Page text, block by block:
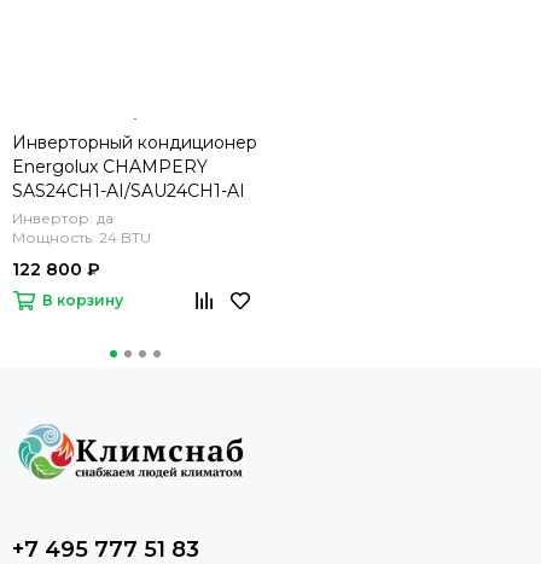
Инверторный кондиционер
Energolux CHAMPERY
SAS24CH1-AI/SAU24CH1-AI
Инвертор: да
Мощность: 24 BTU
122 800 ₽
В корзину
+7 495 777 51 83